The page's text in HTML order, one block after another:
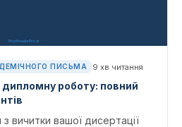
ПИСЬМА 9 хв читання
роботу: повний
з вичитки вашої дисертації